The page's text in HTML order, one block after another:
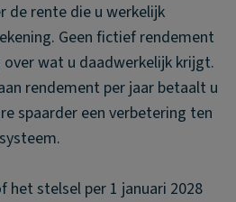
de rente die u werkelijk
Geen fictief rendement
over wat u daadwerkelijk krijgt.
rendement per jaar betaalt u
spaarder een verbetering ten
het stelsel per 1 januari 2028